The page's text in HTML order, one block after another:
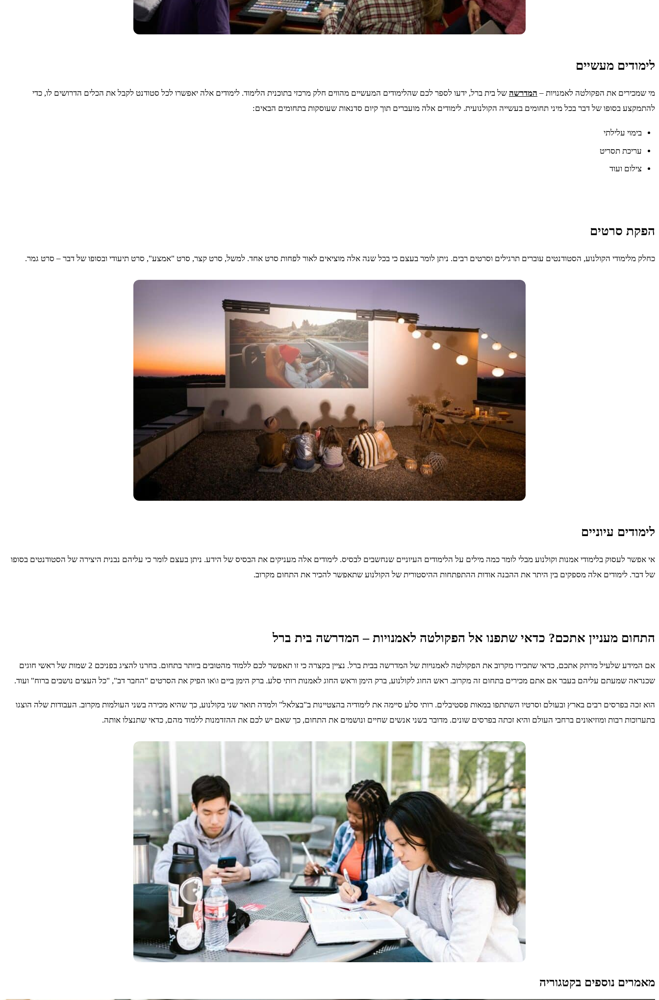
לימודים מעשיים
מי שמכירים את הפקולטה לאמנויות – המדרשה של בית ברל, ידעו לספר לכם שהלימודים המעשיים מהווים חלק מרכזי בתוכנית הלימוד. לימודים אלה יאפשרו לכל סטודנט לקבל את הכלים הדרושים לו, כדי
להתמקצע בסופו של דבר בכל מיני תחומים בעשייה הקולנועית. לימודים אלה מועברים תוך קיום סדנאות שעוסקות בתחומים הבאים:
בימוי עלילתי
עריכת תסריט
צילום ועוד
הפקת סרטים
כחלק מלימודי הקולנוע, הסטודנטים עוברים תרגילים וסרטים רבים. ניתן לומר בעצם כי בכל שנה אלה מוציאים לאור לפחות סרט אחד. למשל, סרט קצר, סרט "אמצע", סרט תיעודי ובסופו של דבר – סרט גמר.
לימודים עיוניים
אי אפשר לעסוק בלימודי אמנות וקולנוע מבלי לומר כמה מילים על הלימודים העיוניים שנחשבים לבסיס. לימודים אלה מעניקים את הבסיס של הידע. ניתן בעצם לומר כי עליהם נבנית היצירה של הסטודנטים בסופו
של דבר. לימודים אלה מספקים בין היתר את ההבנה אודות ההתפתחות ההיסטורית של הקולנוע שתאפשר להכיר את התחום מקרוב.
התחום מעניין אתכם? כדאי שתפנו אל הפקולטה לאמנויות– המדרשה בית ברל
אם המידע שלעיל מרתק אתכם, כדאי שתכירו מקרוב את הפקולטה לאמנויות של המדרשה בבית ברל. נציין בקצרה כי זו תאפשר לכם ללמוד מהטובים ביותר בתחום. בחרנו להציג בפניכם 2 שמות של ראשי חוגים
שכנראה שמעתם עליהם בעבר אם אתם מכירים בתחום זה מקרוב. ראש החוג לקולנוע, ברק הימן וראש החוג לאמנות רותי סלע. ברק הימן ביים ו\או הפיק את הסרטים "החבר דב", "כל העצים נושבים ברוח" ועוד.
הוא זכה בפרסים רבים בארץ ובעולם וסרטיו השתתפו במאות פסטיבלים. רותי סלע סיימה את לימודיה בהצטיינות ב"בצלאל" ולמדה תואר שני בקולנוע, כך שהיא מכירה בשני העולמות מקרוב. העבודות שלה הוצגו
בתערוכות רבות ומוזיאונים ברחבי העולם והיא זכתה בפרסים שונים. מדובר בשני אנשים שחיים ונושמים את התחום, כך שאם יש לכם את ההזדמנות ללמוד מהם, כדאי שתנצלו אותה.
מאמרים נוספים בקטגוריה